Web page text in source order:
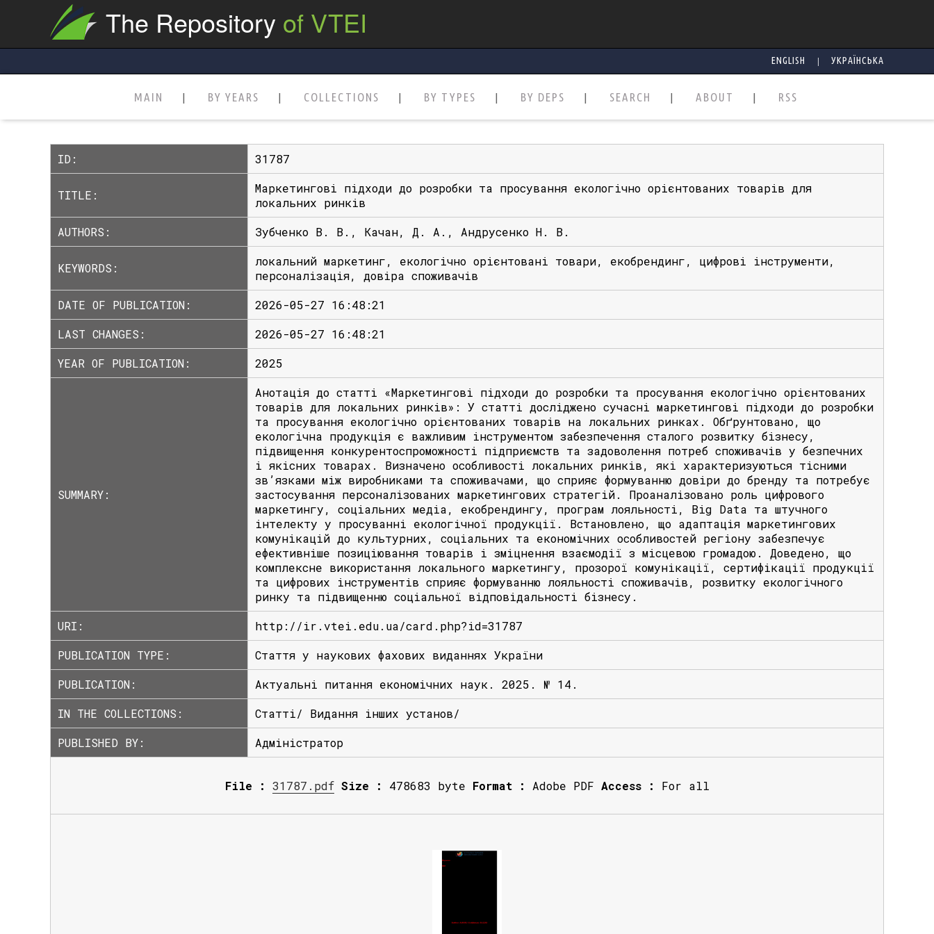
The Repository of VTEI
ENGLISH | УКРАЇНСЬКА
MAIN BY YEARS COLLECTIONS BY TYPES BY DEPS SEARCH ABOUT RSS
ID: 31787
TITLE:
Маркетингові підходи до розробки та просування екологічно орієнтованих товарів для
локальних ринків
AUTHORS:
Зубченко В. В., Качан, Д. А., Андрусенко Н. В.
KEYWORDS:
локальний маркетинг, екологічно орієнтовані товари, екобрендинг, цифрові інструменти,
персоналізація, довіра споживачів
DATE OF PUBLICATION:
2026-05-27 16:48:21
LAST CHANGES:
2026-05-27 16:48:21
YEAR OF PUBLICATION:
2025
SUMMARY:
Анотація до статті «Маркетингові підходи до розробки та просування екологічно орієнтованих
товарів для локальних ринків»: У статті досліджено сучасні маркетингові підходи до розробки
та просування екологічно орієнтованих товарів на локальних ринках. Обґрунтовано, що
екологічна продукція є важливим інструментом забезпечення сталого розвитку бізнесу,
підвищення конкурентоспроможності підприємств та задоволення потреб споживачів у безпечних
і якісних товарах. Визначено особливості локальних ринків, які характеризуються тісними
зв’язками між виробниками та споживачами, що сприяє формуванню довіри до бренду та потребує
застосування персоналізованих маркетингових стратегій. Проаналізовано роль цифрового
маркетингу, соціальних медіа, екобрендингу, програм лояльності, Big Data та штучного
інтелекту у просуванні екологічної продукції. Встановлено, що адаптація маркетингових
комунікацій до культурних, соціальних та економічних особливостей регіону забезпечує
ефективніше позиціювання товарів і зміцнення взаємодії з місцевою громадою. Доведено, що
комплексне використання локального маркетингу, прозорої комунікації, сертифікації продукції
та цифрових інструментів сприяє формуванню лояльності споживачів, розвитку екологічного
ринку та підвищенню соціальної відповідальності бізнесу.
URI:
http://ir.vtei.edu.ua/card.php?id=31787
PUBLICATION TYPE:
Стаття у наукових фахових виданнях України
PUBLICATION:
Актуальні питання економічних наук. 2025. № 14.
IN THE COLLECTIONS:
Статті/ Видання інших установ/
PUBLISHED BY:
Адміністратор
File : 31787.pdf Size : 478683 byte Format : Adobe PDF Access : For all